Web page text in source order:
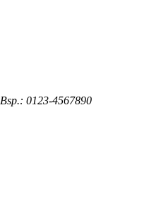
Bsp.: 0123-4567890